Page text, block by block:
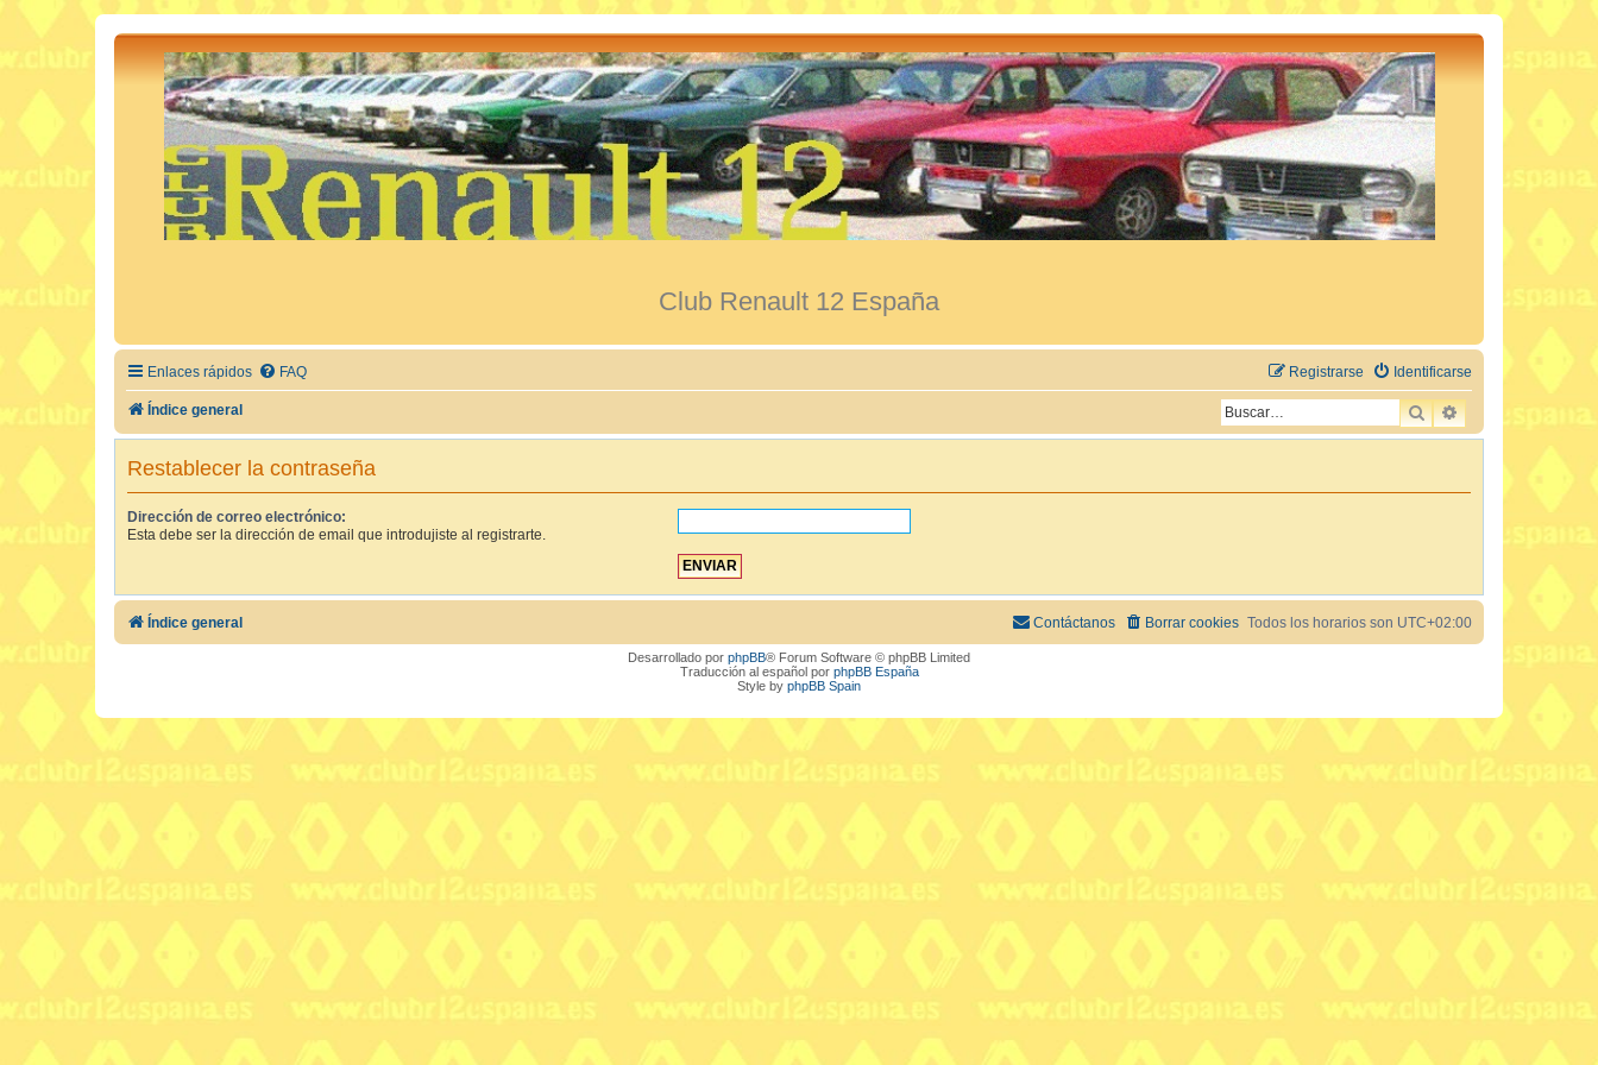
Club Renault 12 España
Enlaces rápidos FAQ Identificarse
Registrarse
Índice general BUSCARBÚSQUEDA
Restablecer la contraseña
Dirección de correo electrónico:
Esta debe ser la dirección de email que introdujiste al registrarte.
Índice general Todos los horarios son UTC+02:00
Borrar cookies
Contáctanos
Desarrollado por phpBB® Forum Software © phpBB Limited
Traducción al español por phpBB España
Style by phpBB Spain